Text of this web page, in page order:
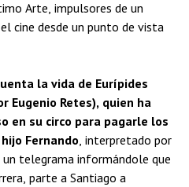
Arte, impulsores de un
cine desde un punto de vista
la vida de Eurípides
Eugenio Retes), quien ha
en su circo para pagarle los
Fernando, interpretado por
un telegrama informándole que
parte a Santiago a